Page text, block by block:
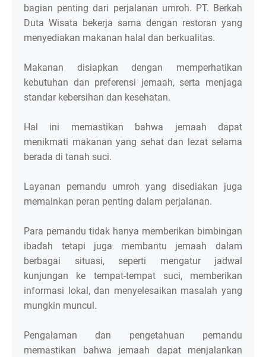
bagian penting dari perjalanan umroh. PT. Berkah
Duta Wisata bekerja sama dengan restoran yang
menyediakan makanan halal dan berkualitas.
Makanan disiapkan dengan memperhatikan
kebutuhan dan preferensi jemaah, serta menjaga
standar kebersihan dan kesehatan.
Hal ini memastikan bahwa jemaah dapat
menikmati makanan yang sehat dan lezat selama
berada di tanah suci.
Layanan pemandu umroh yang disediakan juga
memainkan peran penting dalam perjalanan.
Para pemandu tidak hanya memberikan bimbingan
ibadah tetapi juga membantu jemaah dalam
berbagai situasi, seperti mengatur jadwal
kunjungan ke tempat-tempat suci, memberikan
informasi lokal, dan menyelesaikan masalah yang
mungkin muncul.
Pengalaman dan pengetahuan pemandu
memastikan bahwa jemaah dapat menjalankan